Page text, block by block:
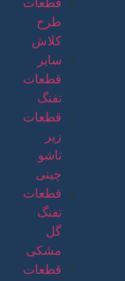
قطعات
طرح
کلاش
سایر
قطعات
تفنگ
قطعات
زیر
تاشو
چینی
قطعات
تفنگ
گل
مشکی
قطعات